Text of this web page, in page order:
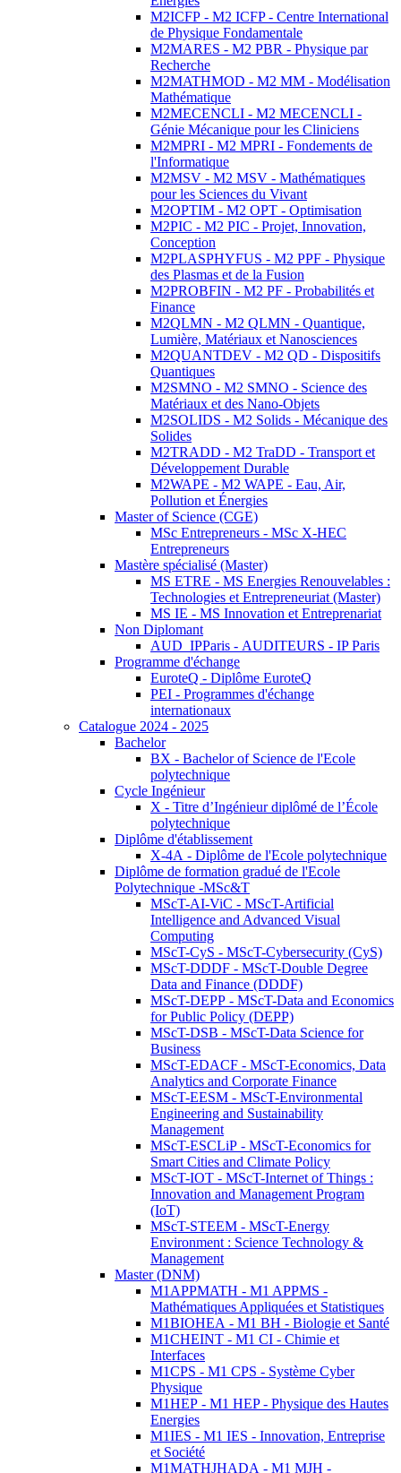
M2ICFP - M2 ICFP - Centre International
de Physique Fondamentale
M2MARES - M2 PBR - Physique par
Recherche
M2MATHMOD - M2 MM - Modélisation
Mathématique
M2MECENCLI - M2 MECENCLI -
Génie Mécanique pour les Cliniciens
M2MPRI - M2 MPRI - Fondements de
l'Informatique
M2MSV - M2 MSV - Mathématiques
pour les Sciences du Vivant
M2OPTIM - M2 OPT - Optimisation
M2PIC - M2 PIC - Projet, Innovation,
Conception
M2PLASPHYFUS - M2 PPF - Physique
des Plasmas et de la Fusion
M2PROBFIN - M2 PF - Probabilités et
Finance
M2QLMN - M2 QLMN - Quantique,
Lumière, Matériaux et Nanosciences
M2QUANTDEV - M2 QD - Dispositifs
Quantiques
M2SMNO - M2 SMNO - Science des
Matériaux et des Nano-Objets
M2SOLIDS - M2 Solids - Mécanique des
Solides
M2TRADD - M2 TraDD - Transport et
Développement Durable
M2WAPE - M2 WAPE - Eau, Air,
Pollution et Énergies
Master of Science (CGE)
MSc Entrepreneurs - MSc X-HEC
Entrepreneurs
Mastère spécialisé (Master)
MS ETRE - MS Energies Renouvelables :
Technologies et Entrepreneuriat (Master)
MS IE - MS Innovation et Entreprenariat
Non Diplomant
AUD_IPParis - AUDITEURS - IP Paris
Programme d'échange
EuroteQ - Diplôme EuroteQ
PEI - Programmes d'échange
internationaux
Catalogue 2024 - 2025
Bachelor
BX - Bachelor of Science de l'Ecole
polytechnique
Cycle Ingénieur
X - Titre d’Ingénieur diplômé de l’École
polytechnique
Diplôme d'établissement
X-4A - Diplôme de l'Ecole polytechnique
Diplôme de formation gradué de l'Ecole
Polytechnique -MSc&T
MScT-AI-ViC - MScT-Artificial
Intelligence and Advanced Visual
Computing
MScT-CyS - MScT-Cybersecurity (CyS)
MScT-DDDF - MScT-Double Degree
Data and Finance (DDDF)
MScT-DEPP - MScT-Data and Economics
for Public Policy (DEPP)
MScT-DSB - MScT-Data Science for
Business
MScT-EDACF - MScT-Economics, Data
Analytics and Corporate Finance
MScT-EESM - MScT-Environmental
Engineering and Sustainability
Management
MScT-ESCLiP - MScT-Economics for
Smart Cities and Climate Policy
MScT-IOT - MScT-Internet of Things :
Innovation and Management Program
(IoT)
MScT-STEEM - MScT-Energy
Environment : Science Technology &
Management
Master (DNM)
M1APPMATH - M1 APPMS -
Mathématiques Appliquées et Statistiques
M1BIOHEA - M1 BH - Biologie et Santé
M1CHEINT - M1 CI - Chimie et
Interfaces
M1CPS - M1 CPS - Système Cyber
Physique
M1HEP - M1 HEP - Physique des Hautes
Energies
M1IES - M1 IES - Innovation, Entreprise
et Société
M1MATHJHADA - M1 MJH -